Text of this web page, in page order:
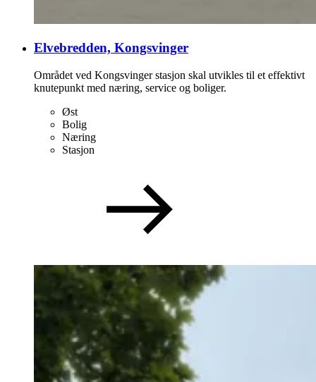
Elvebredden, Kongsvinger
Området ved Kongsvinger stasjon skal utvikles til et effektivt
knutepunkt med næring, service og boliger.
Øst
Bolig
Næring
Stasjon